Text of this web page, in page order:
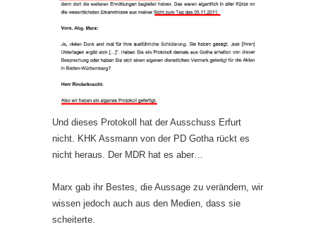
Und dieses Protokoll hat der Ausschuss Erfurt
nicht. KHK Assmann von der PD Gotha rückt es
nicht heraus. Der MDR hat es aber…
Marx gab ihr Bestes, die Aussage zu verändern, wir
wissen jedoch auch aus den Medien, dass sie
scheiterte.